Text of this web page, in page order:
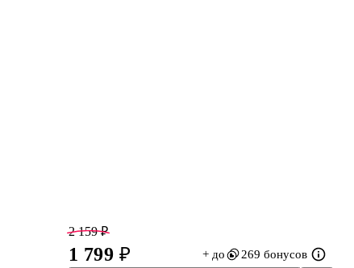
2 159 ₽
1 799 ₽ + до 269 бонусов